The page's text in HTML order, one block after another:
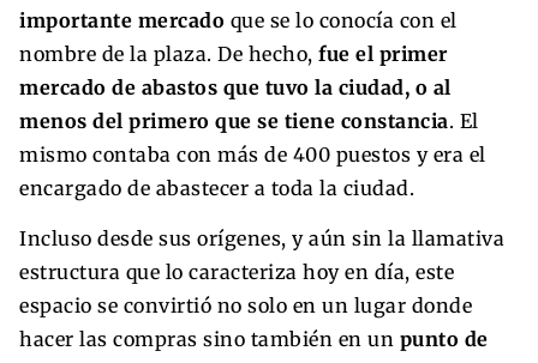
importante mercado que se lo conocía con el
nombre de la plaza. De hecho, fue el primer
mercado de abastos que tuvo la ciudad, o al
menos del primero que se tiene constancia. El
mismo contaba con más de 400 puestos y era el
encargado de abastecer a toda la ciudad.
Incluso desde sus orígenes, y aún sin la llamativa
estructura que lo caracteriza hoy en día, este
espacio se convirtió no solo en un lugar donde
hacer las compras sino también en un punto de